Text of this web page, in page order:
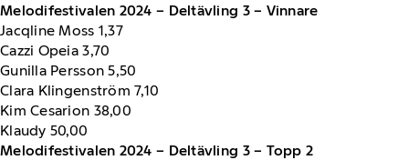
Melodifestivalen 2024 – Deltävling 3 – Vinnare
Jacqline Moss 1,37
Cazzi Opeia 3,70
Gunilla Persson 5,50
Clara Klingenström 7,10
Kim Cesarion 38,00
Klaudy 50,00
Melodifestivalen 2024 – Deltävling 3 – Topp 2